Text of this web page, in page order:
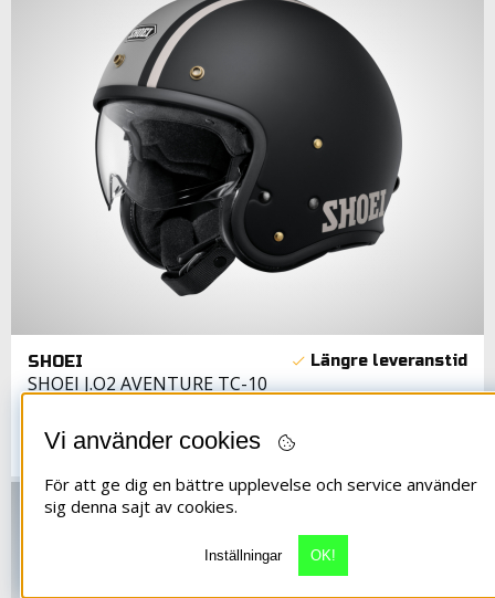
SHOEI
SHOEI J.O2 AVENTURE TC-10
5190 Kr
Vi använder cookies
För att ge dig en bättre upplevelse och service använder
sig denna sajt av cookies.
Inställningar OK!